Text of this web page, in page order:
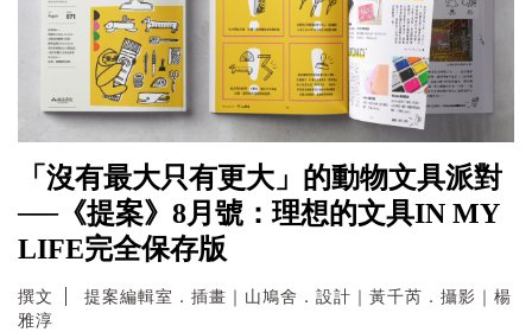
「沒有最大只有更大」的動物文具派對
──《提案》8月號：理想的文具IN MY
LIFE完全保存版
撰文
提案編輯室．插畫｜山鳩舍．設計｜黃千芮．攝影｜楊
雅淳